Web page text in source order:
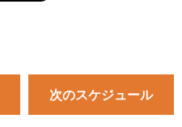
次のスケジュール